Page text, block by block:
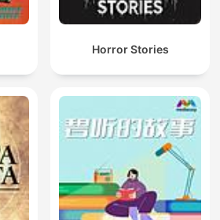
Horror Stories